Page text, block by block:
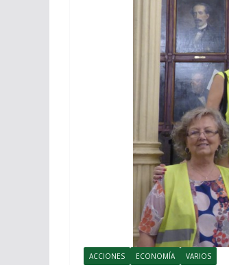
ACCIONES ECONOMÍA VARIOS